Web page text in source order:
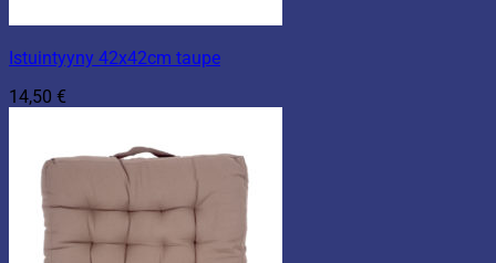
Istuintyyny 42x42cm taupe
14,50 €